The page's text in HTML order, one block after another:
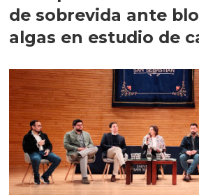
de sobrevida ante
algas en estudio de